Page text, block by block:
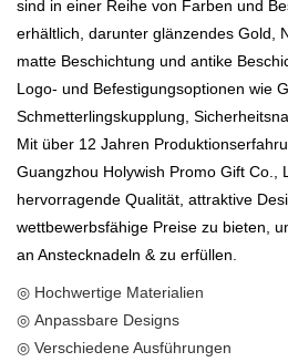
sind in einer Reihe von Farben und
erhältlich, darunter glänzendes Gold,
matte Beschichtung und antike
Logo- und Befestigungsoptionen wie
Schmetterlingskupplung,
Mit über 12 Jahren
Guangzhou Holywish Promo Gift Co.,
hervorragende Qualität, attraktive
wettbewerbsfähige Preise zu bieten,
an Anstecknadeln & zu erfüllen.
◎ Hochwertige Materialien
◎ Anpassbare Designs
◎ Verschiedene Ausführungen